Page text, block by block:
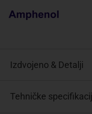
Izdvojeno & Detalji
komplet
Tehničke